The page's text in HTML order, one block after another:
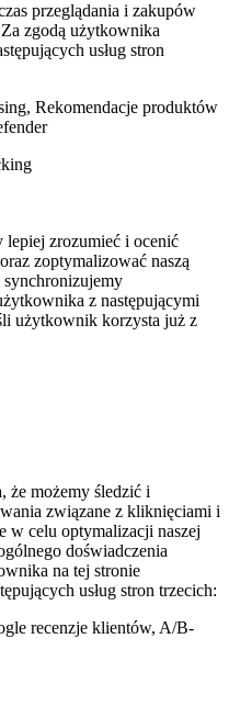
przeglądania i zakupów
zgodą użytkownika
usług stron
Rekomendacje produktów
lepiej zrozumieć i ocenić
zoptymalizować naszą
z następującymi
użytkownik korzysta już z
że możemy śledzić i
związane z kliknięciami i
w celu optymalizacji naszej
doświadczenia
na tej stronie
usług stron trzecich:
recenzje klientów, A/B-